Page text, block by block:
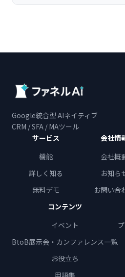
Google統合型 AIネイティブ
CRM / SFA / MAツール
サービス
機能
詳しく知る
無料デモ
会社情
会社概
お知ら
お問い合
コンテンツ
イベント
BtoB展示会・カンファレンス一覧
お役立ち